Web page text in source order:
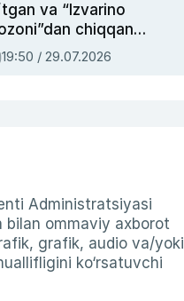
va “Izvarino
chiqqan
— Ukraina
bosh
19:50 / 29.07.2026
Administratsiyasi
bilan ommaviy axborot
grafik, audio va/yoki
ko‘rsatuvchi